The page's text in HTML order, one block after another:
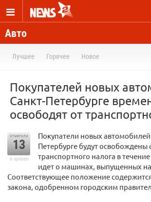
Авто
Лучшее Горячее Новое
Покупателей новых
Санкт-Петербурге
освободят от
отметили
13
в архиве
Покупатели новых автомобилей
Петербурге будут освобождены
транспортного налога в
идет о машинах, выпущенных
Соответствующее положение
закона, одобренном городским